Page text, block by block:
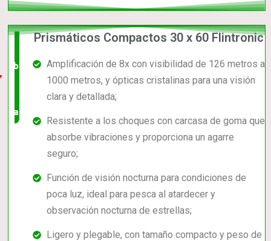
El +
barato,
valorado!
Prismáticos Compactos 30 x 60 Flintronic
Amplificación de 8x con visibilidad de 126 metros a
1000 metros, y ópticas cristalinas para una visión
clara y detallada;
Resistente a los choques con carcasa de goma que
absorbe vibraciones y proporciona un agarre
seguro;
Función de visión nocturna para condiciones de
poca luz, ideal para pesca al atardecer y
observación nocturna de estrellas;
Ligero y plegable, con tamaño compacto y peso de